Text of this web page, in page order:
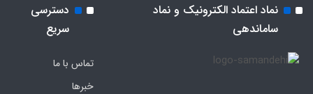
نماد اعتماد الکترونیک و نماد
ساماندهی
دسترسی
سریع
تماس با ما
خبرها